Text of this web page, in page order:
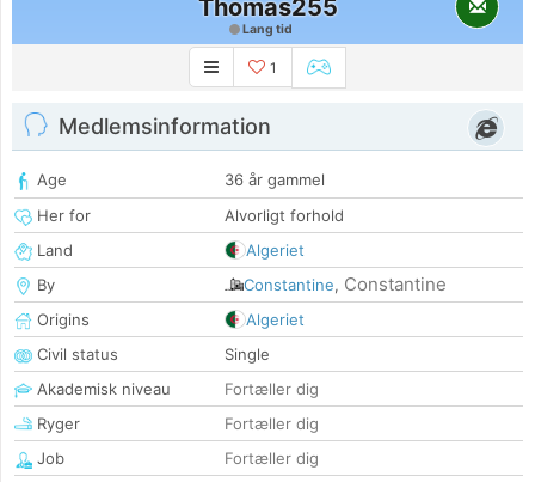
Thomas255
Lang tid
1
Medlemsinformation
Age
36 år gammel
Her for
Alvorligt forhold
Land
Algeriet
By
Constantine, Constantine
Origins
Algeriet
Civil status
Single
Akademisk niveau
Fortæller dig
Ryger
Fortæller dig
Job
Fortæller dig